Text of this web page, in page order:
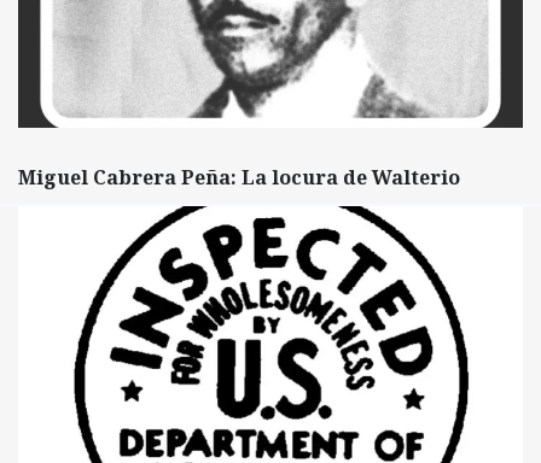
Miguel Cabrera Peña: La locura de Walterio